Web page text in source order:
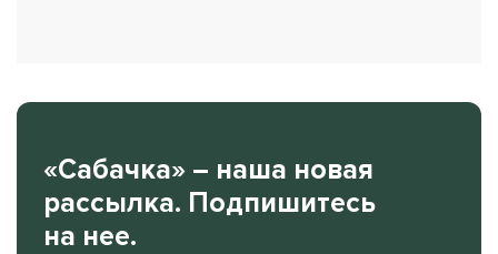
«Сабачка» – наша новая
рассылка. Подпишитесь
на нее.